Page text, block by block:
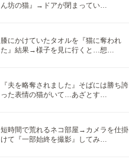
ん坊の猫』→ドアが閉まってい…
膝にかけていたタオルを『猫に奪われ
た』結果→様子を見に行くと…想…
『夫を略奪されました』そばには勝ち誇
った表情の猫がいて…あざとす…
短時間で荒れるネコ部屋→カメラを仕掛
けて『一部始終を撮影』してみ…